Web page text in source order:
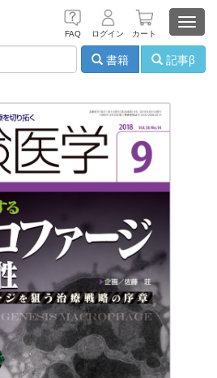
FAQ ログイン カート
書籍
記事β